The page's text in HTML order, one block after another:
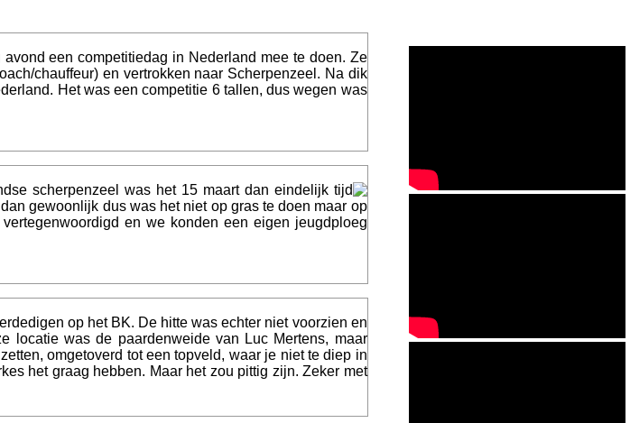
een competitiedag in Nederland mee te doen. Ze
chauffeur) en vertrokken naar Scherpenzeel. Na dik
Het was een competitie 6 tallen, dus wegen was
scherpenzeel was het 15 maart dan eindelijk tijd
gewoonlijk dus was het niet op gras te doen maar op
en we konden een eigen jeugdploeg
op het BK. De hitte was echter niet voorzien en
locatie was de paardenweide van Luc Mertens, maar
omgetoverd tot een topveld, waar je niet te diep in
het graag hebben. Maar het zou pittig zijn. Zeker met